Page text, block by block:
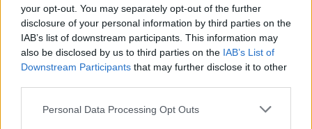
your opt-out. You may separately opt-out of the further
disclosure of your personal information by third parties on the
IAB’s list of downstream participants. This information may
also be disclosed by us to third parties on the IAB’s List of
Downstream Participants that may further disclose it to other
Please note that this website/app uses one or more Google
Personal Data Processing Opt Outs
Zacznij pisać, żeby zobaczyć wyniki lub przyciśnij ESC,